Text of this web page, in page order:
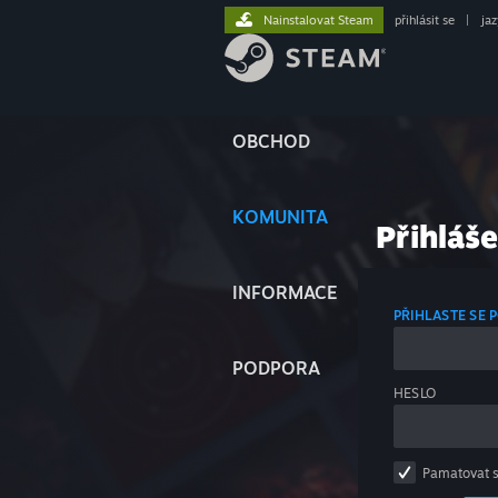
OBCHOD
KOMUNITA
INFORMACE
PODPORA
Nainstalovat Steam přihlásit se
PŘIHLASTE SE
HESLO
Pamatovat